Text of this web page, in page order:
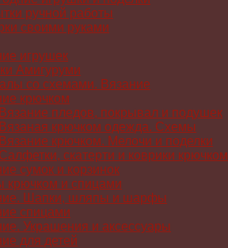
ручной работы
своими руками
игрушек
Амигуруми
со схемами. Вязание
крючком
Вязание пледов, покрывал и подушек
Вязаная крючком одежда. Схемы
Вязание крючком. Мелочи и поделки
Салфетки, скатерти и коврики крючком
сумок и корзинок
крючком и спицами
Шапки, шляпы и шарфы
спицами
Украшения и аксессуары
для детей